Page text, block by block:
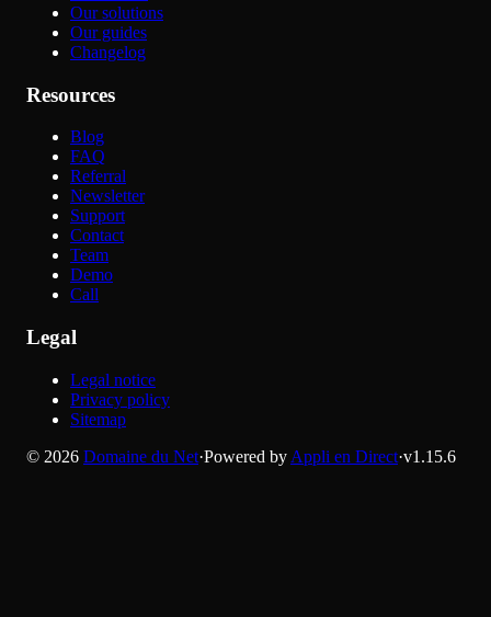
Our solutions
Our guides
Changelog
Resources
Blog
FAQ
Referral
Newsletter
Support
Contact
Team
Demo
Call
Legal
Legal notice
Privacy policy
Sitemap
© 2026 Domaine du Net·Powered by Appli en Direct·v1.15.6